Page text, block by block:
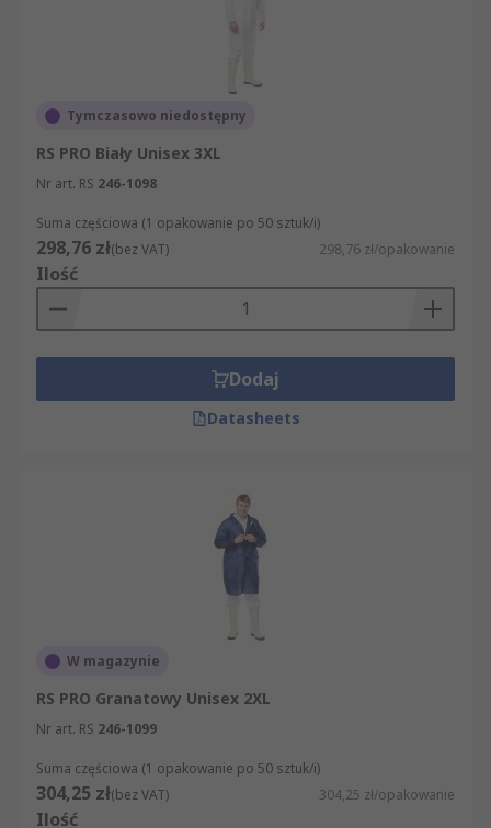
Tymczasowo niedostępny
RS PRO Biały Unisex 3XL
Nr art. RS 246-1098
Suma częściowa (1 opakowanie po 50 sztuk/i)
298,76 zł(bez VAT) 298,76 zł/opakowanie
Ilość
Dodaj
Datasheets
W magazynie
RS PRO Granatowy Unisex 2XL
Nr art. RS 246-1099
Suma częściowa (1 opakowanie po 50 sztuk/i)
304,25 zł(bez VAT) 304,25 zł/opakowanie
Ilość